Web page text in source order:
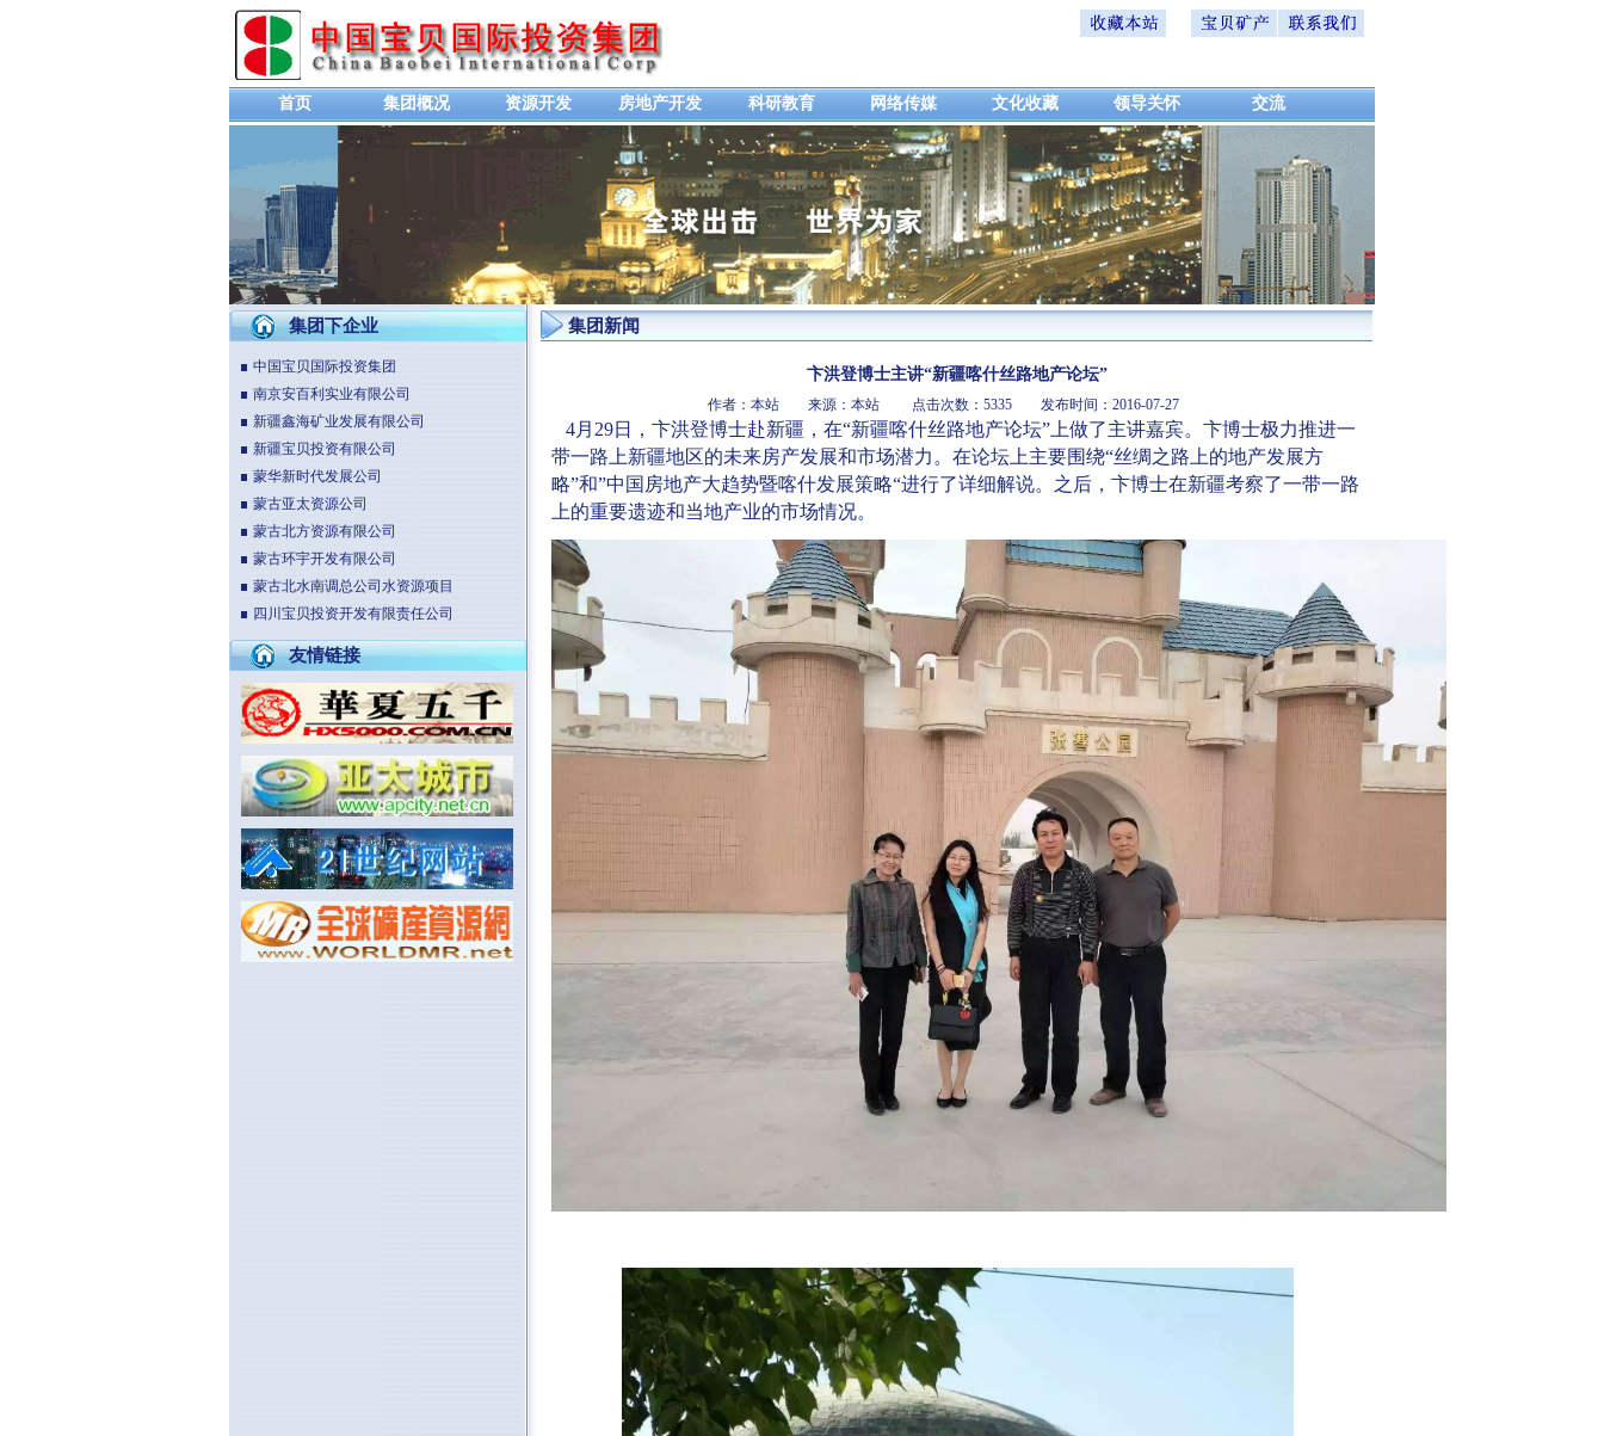
首页 集团概况 资源开发 房地产开发 科研教育 网络传媒 文化收藏 领导关怀 交流
集团下企业
中国宝贝国际投资集团
南京安百利实业有限公司
新疆鑫海矿业发展有限公司
新疆宝贝投资有限公司
蒙华新时代发展公司
蒙古亚太资源公司
蒙古北方资源有限公司
蒙古环宇开发有限公司
蒙古北水南调总公司水资源项目
四川宝贝投资开发有限责任公司
友情链接
集团新闻
卞洪登博士主讲“新疆喀什丝路地产论坛”
作者：本站 来源：本站 点击次数：5335 发布时间：2016-07-27
4月29日，卞洪登博士赴新疆，在“新疆喀什丝路地产论坛”上做了主讲嘉宾。卞博士极力推进一
带一路上新疆地区的未来房产发展和市场潜力。在论坛上主要围绕“丝绸之路上的地产发展方
略”和”中国房地产大趋势暨喀什发展策略“进行了详细解说。之后，卞博士在新疆考察了一带一路
上的重要遗迹和当地产业的市场情况。